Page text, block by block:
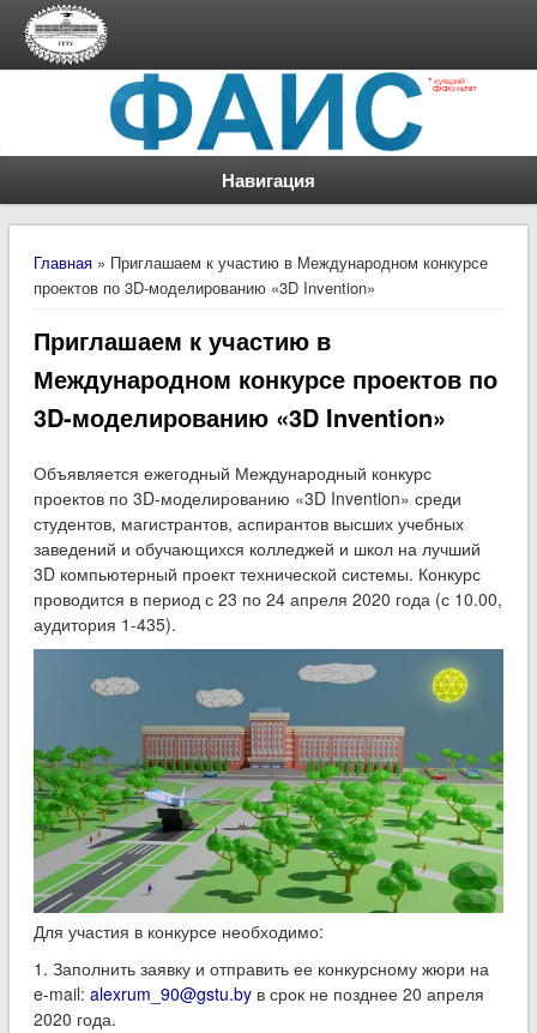
Навигация
Вы здесь
Главная» Приглашаем к участию в Международном конкурсе
проектов по 3D-моделированию «3D Invention»
Приглашаем к участию в
Международном конкурсе проектов по
3D-моделированию «3D Invention»
Объявляется ежегодный Международный конкурс
проектов по 3D-моделированию «3D Invention» среди
студентов, магистрантов, аспирантов высших учебных
заведений и обучающихся колледжей и школ на лучший
3D компьютерный проект технической системы. Конкурс
проводится в период с 23 по 24 апреля 2020 года (с 10.00,
аудитория 1-435).
Для участия в конкурсе необходимо:
1. Заполнить заявку и отправить ее конкурсному жюри на
e-mail: alexrum_90@gstu.byв срок не позднее 20 апреля
2020 года.